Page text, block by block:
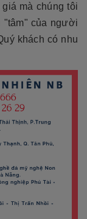
mà chúng tôi
"tâm" của người
khách có nhu